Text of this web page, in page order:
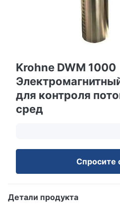
Krohne DWM 1000
для контроля
сред
Спросите
Детали продукта